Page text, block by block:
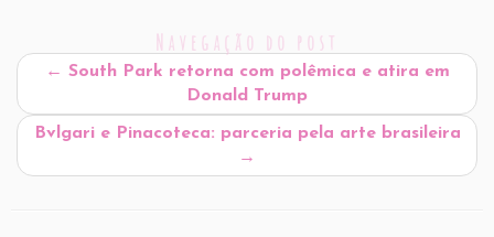
b
o
k
e
dI A
p
p
P
re
ss
t
d
d
n
Navegação do post
← South Park retorna com polêmica e atira em
Donald Trump
Bvlgari e Pinacoteca: parceria pela arte brasileira
→